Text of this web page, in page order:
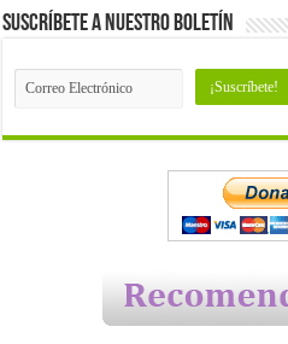
Suscríbete a nuestro Boletín